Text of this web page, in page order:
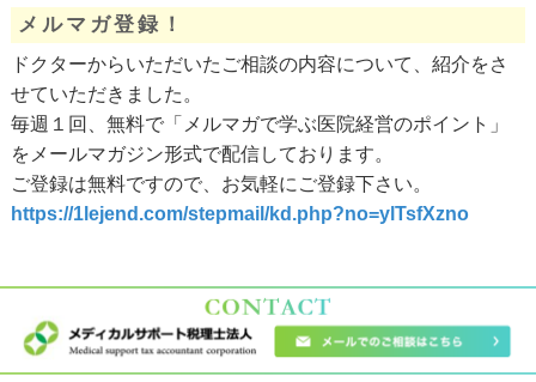
メルマガ登録！
ドクターからいただいたご相談の内容について、紹介をさ
せていただきました。
毎週１回、無料で「メルマガで学ぶ医院経営のポイント」
をメールマガジン形式で配信しております。
ご登録は無料ですので、お気軽にご登録下さい。
https://1lejend.com/stepmail/kd.php?no=ylTsfXzno